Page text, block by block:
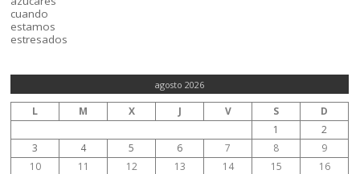
agosto 2026
L M X J V S
D
1
2
3
4 5 6 7 8
9
10
11 12 13 14 15
16